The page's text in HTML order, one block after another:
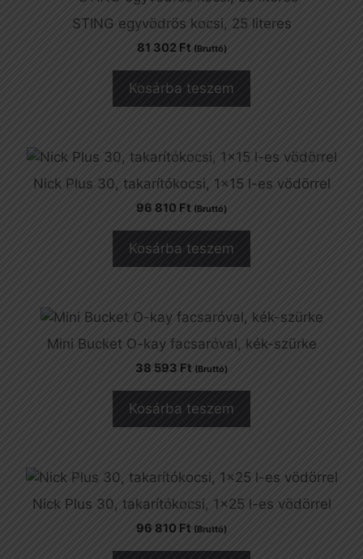
STING egyvödrös kocsi, 25 literes
81 302 Ft (Bruttó)
Kosárba teszem
Nick Plus 30, takarítókocsi, 1×15 l-es vödörrel
96 810 Ft (Bruttó)
Kosárba teszem
Mini Bucket O-kay facsaróval, kék-szürke
38 593 Ft (Bruttó)
Kosárba teszem
Nick Plus 30, takarítókocsi, 1×25 l-es vödörrel
96 810 Ft (Bruttó)